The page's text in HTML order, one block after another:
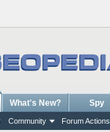
Community Forum Actions
What's New? Spy